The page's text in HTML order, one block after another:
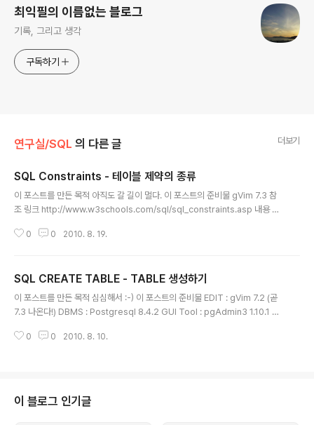
최익필의 이름없는 블로그
기록, 그리고 생각
구독하기
연구실/SQL 의 다른 글 더보기
SQL Constraints - 테이블 제약의 종류
이 포스트를 만든 목적 아직도 갈 길이 멀다. 이 포스트의 준비물 gVim 7.3 참
조 링크 http://www.w3schools.com/sql/sql_constraints.asp 내용 오
며, 어떤 것들이 있는지 정리할 것이다. SQL Constraints 란 무엇인가? 우리
는 후에 ALTER TABLE로 constraints 를 부여 할 수 있다. 어떤 Constraint
s 가 있는가? NOT NULL - 칼럼의 값은 NULL을 갖을 수 없다. 라는 제약이..
0 0 2010. 8. 19.
SQL CREATE TABLE - TABLE 생성하기
이 포스트를 만든 목적 심심해서 :-) 이 포스트의 준비물 EDIT : gVim 7.2 (곧
7.3 나온다!) DBMS : Postgresql 8.4.2 GUI Tool : pgAdmin3 1.10.1 O
reate_table.asp - 요점을 아주 정확하게 설명하고 있다. http://www.post
각 DBMS 마다 제한..
0 0 2010. 8. 10.
이 블로그 인기글